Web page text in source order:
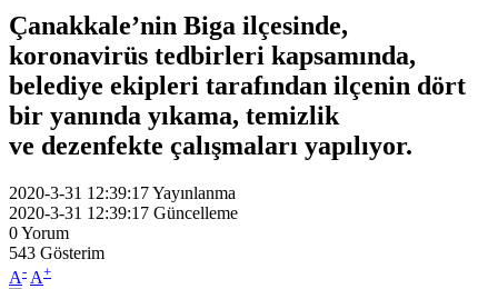
Çanakkale’nin Biga ilçesinde,
koronavirüs tedbirleri kapsamında,
belediye ekipleri tarafından ilçenin dört
bir yanında yıkama, temizlik
ve dezenfekte çalışmaları yapılıyor.
2020-3-31 12:39:17Yayınlanma
2020-3-31 12:39:17 Güncelleme
0Yorum
543 Gösterim
A- A+